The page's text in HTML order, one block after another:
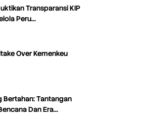
Transparansi KIP
Peru…
Over Kemenkeu
Bertahan: Tantangan
Dan Era…